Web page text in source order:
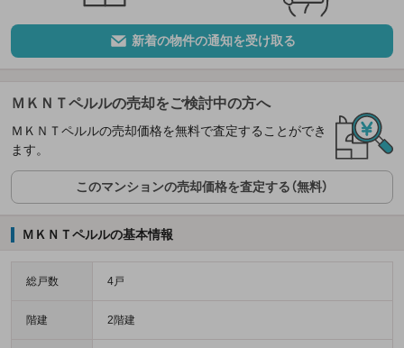
新着の物件の通知を受け取る
ＭＫＮＴペルルの売却をご検討中の方へ
ＭＫＮＴペルルの売却価格を無料で査定することができ
ます。
このマンションの売却価格を査定する（無料）
ＭＫＮＴペルルの基本情報
総戸数 4戸
階建 2階建